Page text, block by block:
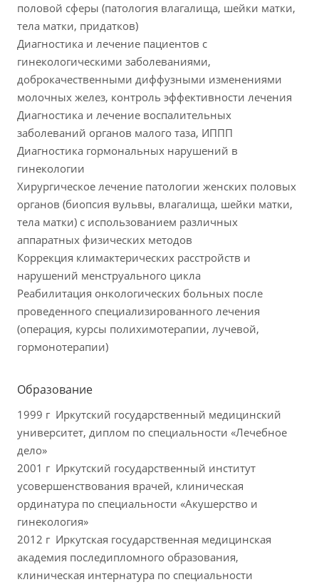
половой сферы (патология влагалища, шейки матки,
тела матки, придатков)
Диагностика и лечение пациентов с
гинекологическими заболеваниями,
доброкачественными диффузными изменениями
молочных желез, контроль эффективности лечения
Диагностика и лечение воспалительных
заболеваний органов малого таза, ИППП
Диагностика гормональных нарушений в
гинекологии
Хирургическое лечение патологии женских половых
органов (биопсия вульвы, влагалища, шейки матки,
тела матки) с использованием различных
аппаратных физических методов
Коррекция климактерических расстройств и
нарушений менструального цикла
Реабилитация онкологических больных после
проведенного специализированного лечения
(операция, курсы полихимотерапии, лучевой,
гормонотерапии)
Образование
1999 г Иркутский государственный медицинский
университет, диплом по специальности «Лечебное
дело»
2001 г Иркутский государственный институт
усовершенствования врачей, клиническая
ординатура по специальности «Акушерство и
гинекология»
2012 г Иркутская государственная медицинская
академия последипломного образования,
клиническая интернатура по специальности